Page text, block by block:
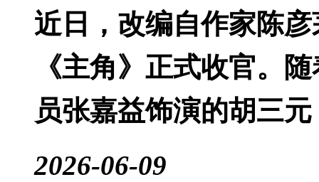
近日，改编自作家陈
《主角》正式收官。
员张嘉益饰演的胡三
2026-06-09